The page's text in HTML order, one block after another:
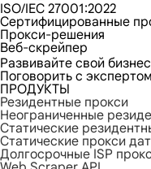
ISO/IEC 27001:2022
Сертифицированные
Прокси-решения
Веб-скрейпер
Развивайте свой
Поговорить с экспертом
ПРОДУКТЫ
Резидентные прокси
Неограниченные
Статические
Статические прокси
Долгосрочные ISP